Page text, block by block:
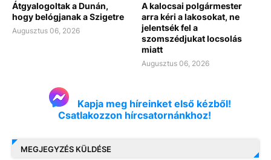
Átgyalogoltak a Dunán,
hogy belógjanak a Szigetre
Augusztus 06, 2026
A kalocsai polgármester
arra kéri a lakosokat, ne
jelentsék fel a
szomszédjukat locsolás
miatt
Augusztus 06, 2026
Kapja meg híreinket első kézből!
Csatlakozzon hírcsatornánkhoz!
MEGJEGYZÉS KÜLDÉSE